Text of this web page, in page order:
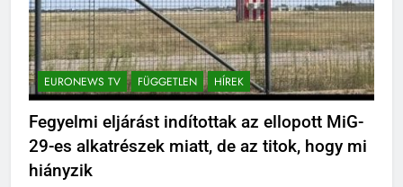
EURONEWS TV FÜGGETLEN HÍREK
Fegyelmi eljárást indítottak az ellopott MiG-
29-es alkatrészek miatt, de az titok, hogy mi
hiányzik